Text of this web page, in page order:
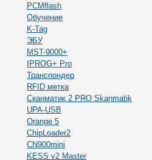
PCMflash
Обучение
K-Tag
ЭБУ
MST-9000+
IPROG+ Pro
Транспондер
RFID метка
Сканматик 2 PRO Skanmatik
UPA-USB
Orange 5
ChipLoader2
CN900mini
KESS v2 Master